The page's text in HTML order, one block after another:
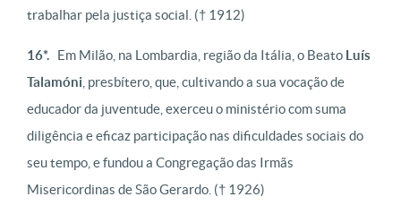
trabalhar pela justiça social. († 1912)
16*. Em Milão, na Lombardia, região da Itália, o Beato Luís
Talamóni , presbítero, que, cultivando a sua vocação de
educador da juventude, exerceu o ministério com suma
diligência e eficaz participação nas dificuldades sociais do
seu tempo, e fundou a Congregação das Irmãs
Misericordinas de São Gerardo. († 1926)